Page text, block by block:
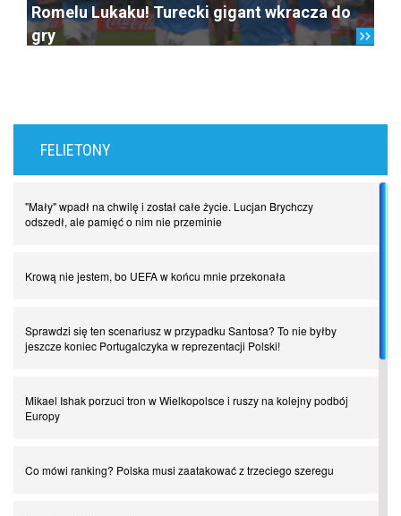
Romelu Lukaku! Turecki gigant wkracza do
gry
FELIETONY
"Mały" wpadł na chwilę i został całe życie. Lucjan Brychczy
odszedł, ale pamięć o nim nie przeminie
Krową nie jestem, bo UEFA w końcu mnie przekonała
Sprawdzi się ten scenariusz w przypadku Santosa? To nie byłby
jeszcze koniec Portugalczyka w reprezentacji Polski!
Mikael Ishak porzuci tron w Wielkopolsce i ruszy na kolejny podbój
Europy
Co mówi ranking? Polska musi zaatakować z trzeciego szeregu